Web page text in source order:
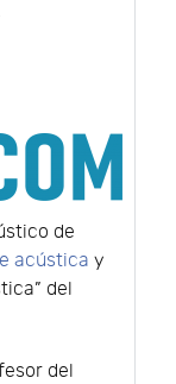
de
acústica y
del
del